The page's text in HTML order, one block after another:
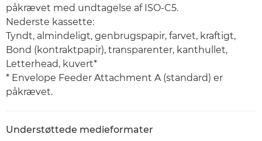
påkrævet med undtagelse af ISO-C5.
Nederste kassette:
Tyndt, almindeligt, genbrugspapir, farvet, kraftigt,
Bond (kontraktpapir), transparenter, kanthullet,
Letterhead, kuvert*
* Envelope Feeder Attachment A (standard) er
påkrævet.
Understøttede medieformater